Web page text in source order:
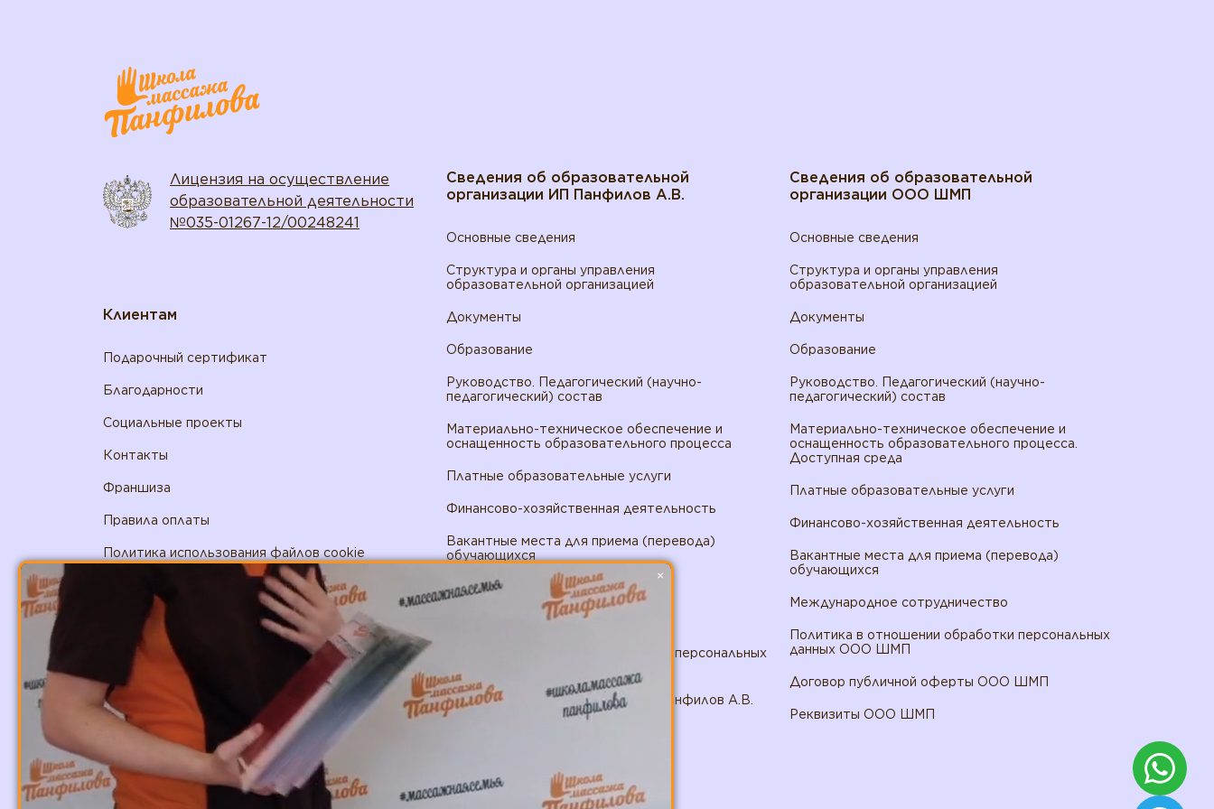
Лицензия на осуществление
образовательной деятельности
№035-01267-12/00248241
Клиентам
Подарочный сертификат
Благодарности
Социальные проекты
Контакты
Франшиза
Правила оплаты
Политика использования файлов cookie
+7 (800) 444-48-38
Сведения об образовательной
организации ИП Панфилов А.В.
Основные сведения
Структура и органы управления
образовательной организацией
Документы
Образование
Руководство. Педагогический (научно-
педагогический) состав
Материально-техническое обеспечение и
оснащенность образовательного процесса
Платные образовательные услуги
Финансово-хозяйственная деятельность
Вакантные места для приема (перевода)
обучающихся
Доступная среда
Международное сотрудничество
Политика в отношении обработки персональных
Договор публичной оферты ИП Панфилов А.В.
Сведения об образовательной
организации ООО ШМП
Основные сведения
Структура и органы управления
образовательной организацией
Документы
Образование
Руководство. Педагогический (научно-
педагогический) состав
Материально-техническое обеспечение и
оснащенность образовательного процесса.
Доступная среда
Платные образовательные услуги
Финансово-хозяйственная деятельность
Вакантные места для приема (перевода)
обучающихся
Международное сотрудничество
Политика в отношении обработки персональных
данных ООО ШМП
Договор публичной оферты ООО ШМП
Реквизиты ООО ШМП
×